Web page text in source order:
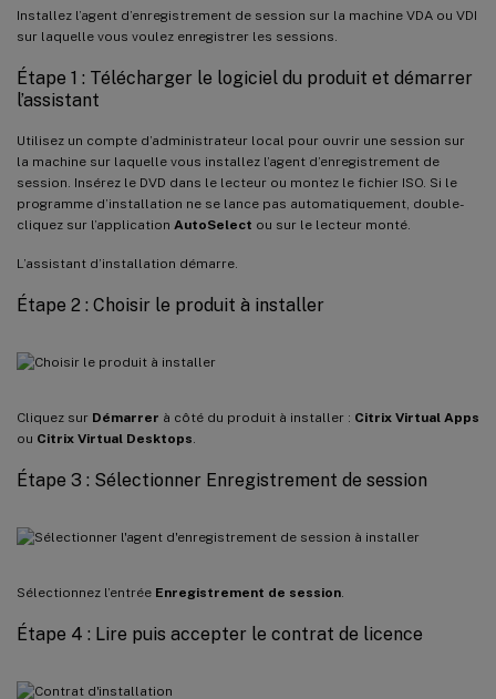
Installez l’agent d’enregistrement de session sur la machine VDA ou VDI
sur laquelle vous voulez enregistrer les sessions.
Étape 1 : Télécharger le logiciel du produit et démarrer
l’assistant
Utilisez un compte d’administrateur local pour ouvrir une session sur
la machine sur laquelle vous installez l’agent d’enregistrement de
session. Insérez le DVD dans le lecteur ou montez le fichier ISO. Si le
programme d’installation ne se lance pas automatiquement, double-
cliquez sur l’application AutoSelect ou sur le lecteur monté.
L’assistant d’installation démarre.
Étape 2 : Choisir le produit à installer
Cliquez sur Démarrer à côté du produit à installer : Citrix Virtual Apps
ou Citrix Virtual Desktops
Étape 3 : Sélectionner Enregistrement de session
Sélectionnez l’entrée Enregistrement de session
Étape 4 : Lire puis accepter le contrat de licence